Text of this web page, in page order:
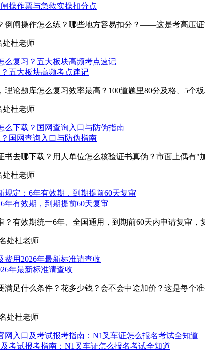
操作票与急救实操扣分点
倒闸操作怎么练？哪些地方容易扣分？——这是考高压
处杜老师
五大板块高频考点速记
理论题库怎么复习效率最高？100道题里80分及格、5
处杜老师
国网查询入口与防伪指南
书去哪下载？用人单位怎么核验证书真伪？市面上偶
处杜老师
年有效期，到期提前60天复审
？有效期统一6年、全国通用，到期前60天内申请复审
处杜老师
年最新标准请查收
满足什么条件？花多少钱？会不会中途加价？这是每个
处杜老师
考试报考指南：N1叉车证怎么报名考试全知道